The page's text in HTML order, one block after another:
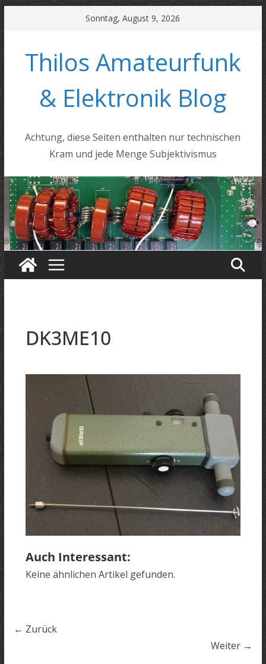
Inhalt
springen
Sonntag, August 9, 2026
Thilos Amateurfunk
& Elektronik Blog
Achtung, diese Seiten enthalten nur technischen
Kram und jede Menge Subjektivismus
DK3ME10
Auch Interessant:
Keine ähnlichen Artikel gefunden.
← Zurück
Weiter →